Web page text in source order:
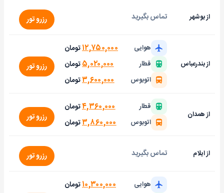
از بوشهر تماس بگیرید رزرو تور
از بندرعباس
هوایی ۱۲,۷۵۰,۰۰۰تومان
قطار ۵,۰۲۰,۰۰۰تومان
اتوبوس ۳,۶۰۰,۰۰۰تومان
رزرو تور
از همدان
قطار ۴,۳۶۰,۰۰۰تومان
اتوبوس ۳,۸۶۰,۰۰۰تومان رزرو تور
از ایلام تماس بگیرید رزرو تور
هوایی ۱۰,۳۰۰,۰۰۰تومان